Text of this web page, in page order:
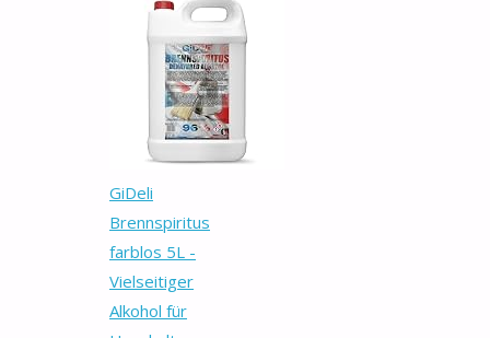
GiDeli
Brennspiritus
farblos 5L -
Vielseitiger
Alkohol für